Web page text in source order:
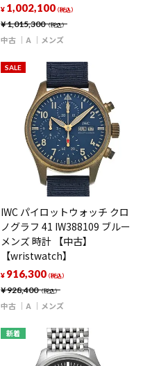
¥1,015,300（税込）
¥ 1,002,100（税込）
中古 A メンズ
SALE
IWC パイロットウォッチ クロ
ノグラフ 41 IW388109 ブルー
メンズ 時計 【中古】
【wristwatch】
¥928,400（税込）
¥ 916,300（税込）
中古 A メンズ
新着